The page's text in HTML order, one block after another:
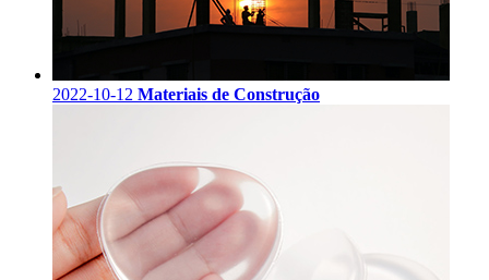
2022-10-12 Materiais de Construção